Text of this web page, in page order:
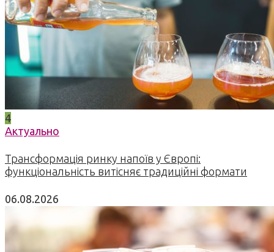
4
Актуально
Трансформація ринку напоїв у Європі:
функціональність витісняє традиційні формати
06.08.2026